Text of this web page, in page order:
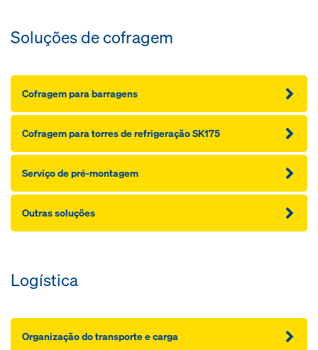
Soluções de cofragem
Cofragem para barragens
Cofragem para torres de refrigeração SK175
Serviço de pré-montagem
Outras soluções
Logística
Organização do transporte e carga